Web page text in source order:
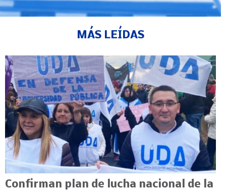
MÁS LEÍDAS
Confirman plan de lucha nacional de la